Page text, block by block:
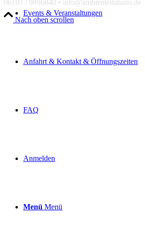
Events & Veranstaltungen
Anfahrt & Kontakt & Öffnungszeiten
FAQ
Anmelden
Menü Menü
06107 / 9896840 • info@ambienteitaliano.de
Nach oben scrollen